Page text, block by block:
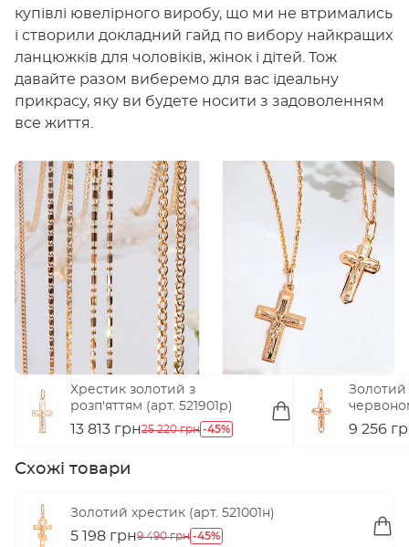
купівлі ювелірного виробу, що ми не втримались
і створили докладний гайд по вибору найкращих
ланцюжків для чоловіків, жінок і дітей. Тож
давайте разом виберемо для вас ідеальну
прикрасу, яку ви будете носити з задоволенням
все життя.
Хрестик золотий з
розп'яттям (арт. 521901р)
13 813 грн25 220 грн -45%
Золотий
(арт.
9 256
Схожі товари
Золотий хрестик (арт. 521001н)
5 198 грн9 490 грн -45%